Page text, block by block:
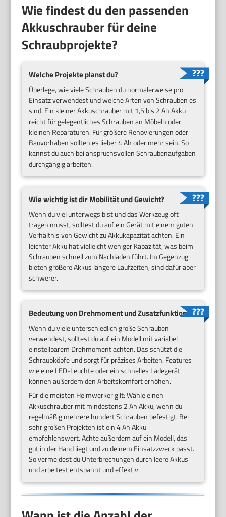
Wie findest du den passenden
Akkuschrauber für deine
Schraubprojekte?
Welche Projekte planst du?
Überlege, wie viele Schrauben du normalerweise pro
Einsatz verwendest und welche Arten von Schrauben es
sind. Ein kleiner Akkuschrauber mit 1,5 bis 2 Ah Akku
reicht für gelegentliches Schrauben an Möbeln oder
kleinen Reparaturen. Für größere Renovierungen oder
Bauvorhaben sollten es lieber 4 Ah oder mehr sein. So
kannst du auch bei anspruchsvollen Schraubenaufgaben
durchgängig arbeiten.
Wie wichtig ist dir Mobilität und Gewicht?
Wenn du viel unterwegs bist und das Werkzeug oft
tragen musst, solltest du auf ein Gerät mit einem guten
Verhältnis von Gewicht zu Akkukapazität achten. Ein
leichter Akku hat vielleicht weniger Kapazität, was beim
Schrauben schnell zum Nachladen führt. Im Gegenzug
bieten größere Akkus längere Laufzeiten, sind dafür aber
schwerer.
Bedeutung von Drehmoment und Zusatzfunktionen
Wenn du viele unterschiedlich große Schrauben
verwendest, solltest du auf ein Modell mit variabel
einstellbarem Drehmoment achten. Das schützt die
Schraubköpfe und sorgt für präzises Arbeiten. Features
wie eine LED-Leuchte oder ein schnelles Ladegerät
können außerdem den Arbeitskomfort erhöhen.
Für die meisten Heimwerker gilt: Wähle einen
Akkuschrauber mit mindestens 2 Ah Akku, wenn du
regelmäßig mehrere hundert Schrauben befestigt. Bei
sehr großen Projekten ist ein 4 Ah Akku
empfehlenswert. Achte außerdem auf ein Modell, das
gut in der Hand liegt und zu deinem Einsatzzweck passt.
So vermeidest du Unterbrechungen durch leere Akkus
und arbeitest entspannt und effektiv.